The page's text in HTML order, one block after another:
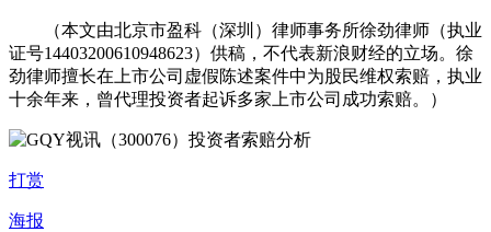
（本文由北京市盈科（深圳）律师事务所徐劲律师（执业
证号14403200610948623）供稿，不代表新浪财经的立场。徐
劲律师擅长在上市公司虚假陈述案件中为股民维权索赔，执业
十余年来，曾代理投资者起诉多家上市公司成功索赔。）
打赏
海报